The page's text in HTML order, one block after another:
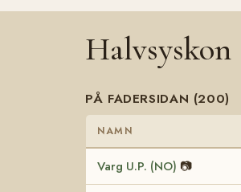
Halvsyskon
PÅ FADERSIDAN (200)
NAMN
Varg U.P. (NO) 📷